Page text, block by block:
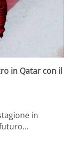
in Qatar con il
in